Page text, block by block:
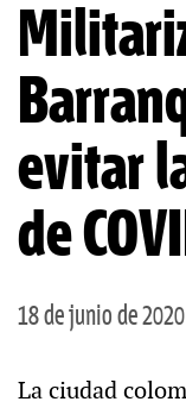
evitar
de
18 de junio de 2020
La ciudad